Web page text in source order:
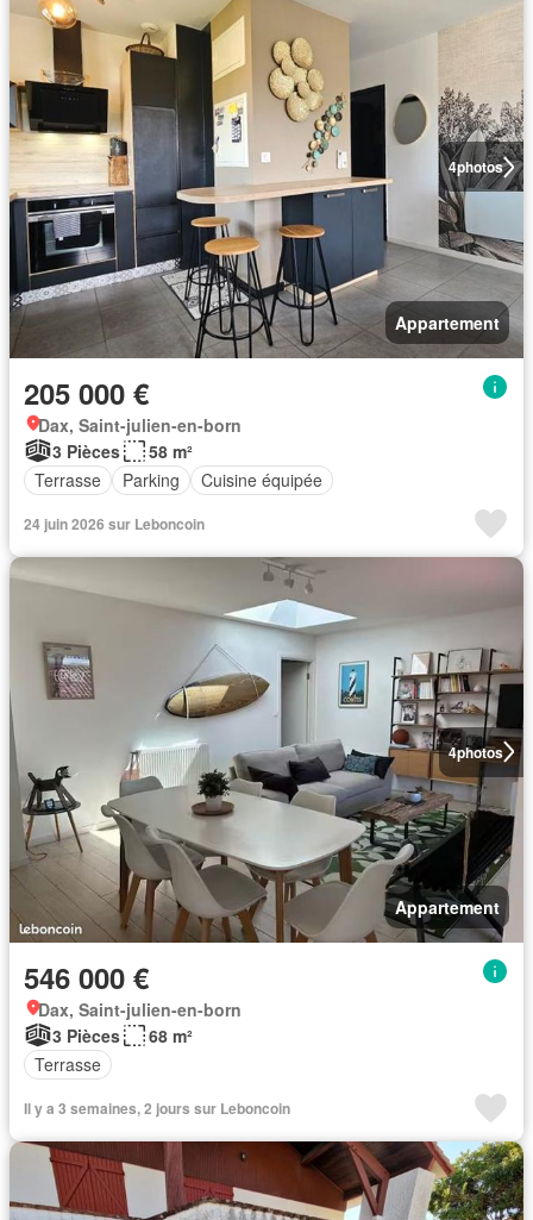
4photos
Appartement
205 000 €
Dax, Saint-julien-en-born
3 Pièces
58 m²
Terrasse
Parking Cuisine équipée
24 juin 2026 sur Leboncoin
4photos
Appartement
546 000 €
Dax, Saint-julien-en-born
3 Pièces
68 m²
Terrasse
Il y a 3 semaines, 2 jours sur Leboncoin